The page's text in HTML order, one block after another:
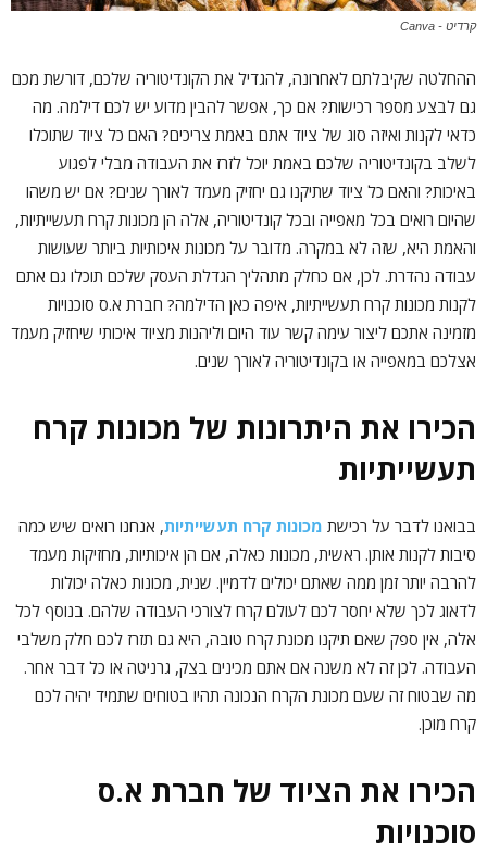
קרדיט - Canva
ההחלטה שקיבלתם לאחרונה, להגדיל את הקונדיטוריה שלכם, דורשת מכם
גם לבצע מספר רכישות? אם כך, אפשר להבין מדוע יש לכם דילמה. מה
כדאי לקנות ואיזה סוג של ציוד אתם באמת צריכים? האם כל ציוד שתוכלו
לשלב בקונדיטוריה שלכם באמת יוכל לזרז את העבודה מבלי לפגוע
באיכות? והאם כל ציוד שתיקנו גם יחזיק מעמד לאורך שנים? אם יש משהו
שהיום רואים בכל מאפייה ובכל קונדיטוריה, אלה הן מכונות קרח תעשייתיות,
והאמת היא, שזה לא במקרה. מדובר על מכונות איכותיות ביותר שעושות
עבודה נהדרת. לכן, אם כחלק מתהליך הגדלת העסק שלכם תוכלו גם אתם
לקנות מכונות קרח תעשייתיות, איפה כאן הדילמה? חברת א.ס סוכנויות
מזמינה אתכם ליצור עימה קשר עוד היום וליהנות מציוד איכותי שיחזיק מעמד
אצלכם במאפייה או בקונדיטוריה לאורך שנים.
הכירו את היתרונות של מכונות קרח
תעשייתיות
בבואנו לדבר על רכישת מכונות קרח תעשייתיות, אנחנו רואים שיש כמה
סיבות לקנות אותן. ראשית, מכונות כאלה, אם הן איכותיות, מחזיקות מעמד
להרבה יותר זמן ממה שאתם יכולים לדמיין. שנית, מכונות כאלה יכולות
לדאוג לכך שלא יחסר לכם לעולם קרח לצורכי העבודה שלהם. בנוסף לכל
אלה, אין ספק שאם תיקנו מכונת קרח טובה, היא גם תזרז לכם חלק משלבי
העבודה. לכן זה לא משנה אם אתם מכינים בצק, גרניטה או כל דבר אחר.
מה שבטוח זה שעם מכונת הקרח הנכונה תהיו בטוחים שתמיד יהיה לכם
קרח מוכן.
הכירו את הציוד של חברת א.ס
סוכנויות